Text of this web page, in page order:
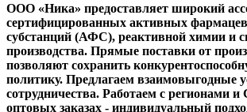
ООО «Ника» предоставляет широкий
сертифицированных активных
субстанций (АФС), реактивной химии и
производства. Прямые поставки от
позволяют сохранить
политику. Предлагаем взаимовыгодные
сотрудничества. Работаем с регионами
оптовых заказах - индивидуальный